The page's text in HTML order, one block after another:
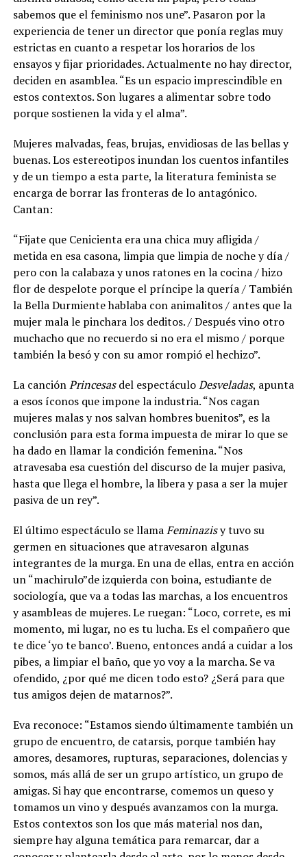
sabemos que el feminismo nos une”. Pasaron por la
experiencia de tener un director que ponía reglas muy
estrictas en cuanto a respetar los horarios de los
ensayos y fijar prioridades. Actualmente no hay director,
deciden en asamblea. “Es un espacio imprescindible en
estos contextos. Son lugares a alimentar sobre todo
porque sostienen la vida y el alma”.
Mujeres malvadas, feas, brujas, envidiosas de las bellas y
buenas. Los estereotipos inundan los cuentos infantiles
y de un tiempo a esta parte, la literatura feminista se
encarga de borrar las fronteras de lo antagónico.
Cantan:
“Fijate que Cenicienta era una chica muy afligida /
metida en esa casona, limpia que limpia de noche y día /
pero con la calabaza y unos ratones en la cocina / hizo
flor de despelote porque el príncipe la quería / También
la Bella Durmiente hablaba con animalitos / antes que la
mujer mala le pinchara los deditos. / Después vino otro
muchacho que no recuerdo si no era el mismo / porque
también la besó y con su amor rompió el hechizo”.
La canciónPrincesasdel espectáculoDesveladas, apunta
a esos íconos que impone la industria. “Nos cagan
mujeres malas y nos salvan hombres buenitos”, es la
conclusión para esta forma impuesta de mirar lo que se
ha dado en llamar la condición femenina. “Nos
atravesaba esa cuestión del discurso de la mujer pasiva,
hasta que llega el hombre, la libera y pasa a ser la mujer
pasiva de un rey”.
El último espectáculo se llamaFeminazisy tuvo su
germen en situaciones que atravesaron algunas
integrantes de la murga. En una de ellas, entra en acción
un “machirulo”de izquierda con boina, estudiante de
sociología, que va a todas las marchas, a los encuentros
y asambleas de mujeres. Le ruegan: “Loco, correte, es mi
momento, mi lugar, no es tu lucha. Es el compañero que
te dice ‘yo te banco’. Bueno, entonces andá a cuidar a los
pibes, a limpiar el baño, que yo voy a la marcha. Se va
ofendido, ¿por qué me dicen todo esto? ¿Será para que
tus amigos dejen de matarnos?”.
Eva reconoce: “Estamos siendo últimamente también un
grupo de encuentro, de catarsis, porque también hay
amores, desamores, rupturas, separaciones, dolencias y
somos, más allá de ser un grupo artístico, un grupo de
amigas. Si hay que encontrarse, comemos un queso y
tomamos un vino y después avanzamos con la murga.
Estos contextos son los que más material nos dan,
siempre hay alguna temática para remarcar, dar a